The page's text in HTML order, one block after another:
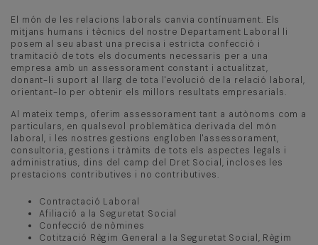
El món de les relacions laborals canvia contínuament. Els
mitjans humans i tècnics del nostre Departament Laboral li
posem al seu abast una precisa i estricta confecció i
tramitació de tots els documents necessaris per a una
empresa amb un assessorament constant i actualitzat,
donant-li suport al llarg de tota l'evolució de la relació laboral,
orientant-lo per obtenir els millors resultats empresarials.
Al mateix temps, oferim assessorament tant a autònoms com a
particulars, en qualsevol problemàtica derivada del món
laboral, i les nostres gestions engloben l'assessorament,
consultoria, gestions i tràmits de tots els aspectes legals i
administratius, dins del camp del Dret Social, incloses les
prestacions contributives i no contributives.
Contractació Laboral
Afiliació a la Seguretat Social
Confecció de nòmines
Cotització Règim General a la Seguretat Social, Règim